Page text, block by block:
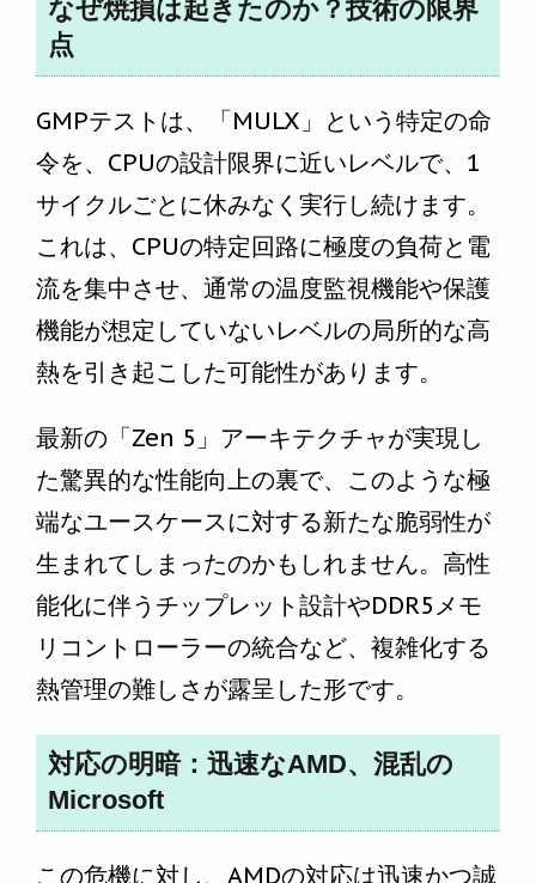
なぜ焼損は起きたのか？技術の限界
点
GMPテストは、「MULX」という特定の命
令を、CPUの設計限界に近いレベルで、1
サイクルごとに休みなく実行し続けます。
これは、CPUの特定回路に極度の負荷と電
流を集中させ、通常の温度監視機能や保護
機能が想定していないレベルの局所的な高
熱を引き起こした可能性があります。
最新の「Zen 5」アーキテクチャが実現し
た驚異的な性能向上の裏で、このような極
端なユースケースに対する新たな脆弱性が
生まれてしまったのかもしれません。高性
能化に伴うチップレット設計やDDR5メモ
リコントローラーの統合など、複雑化する
熱管理の難しさが露呈した形です。
対応の明暗：迅速なAMD、混乱の
Microsoft
この危機に対し、AMDの対応は迅速かつ誠